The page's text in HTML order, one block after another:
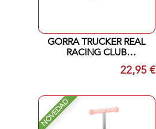
GORRA TRUCKER REAL
RACING CLUB
SANTANDER BICOLOR
LEYENDA ADULTO22,95 €
NOVEDAD